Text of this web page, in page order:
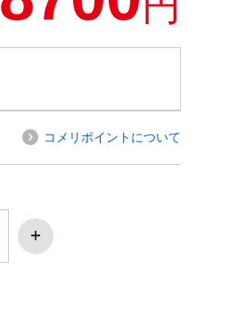
コメリポイントについて